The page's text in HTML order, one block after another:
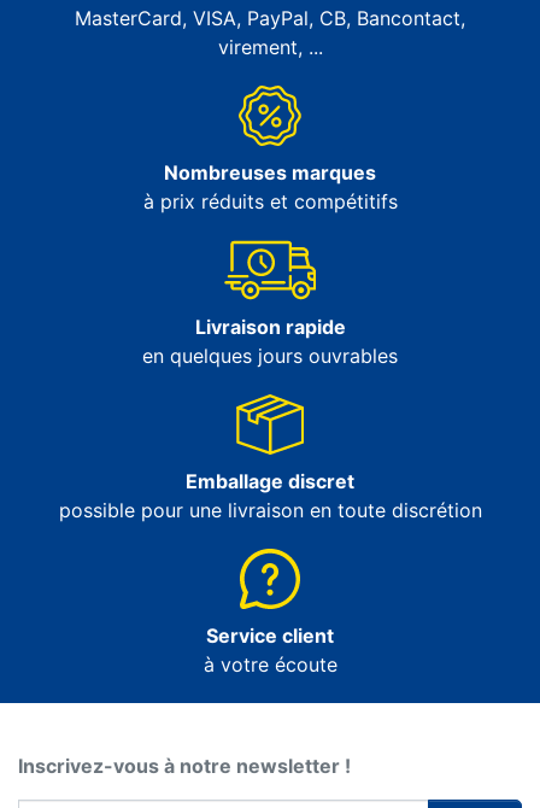
MasterCard, VISA, PayPal, CB, Bancontact,
virement, ...
Nombreuses marques
à prix réduits et compétitifs
Livraison rapide
en quelques jours ouvrables
Emballage discret
possible pour une livraison en toute discrétion
Service client
à votre écoute
Inscrivez-vous à notre newsletter !